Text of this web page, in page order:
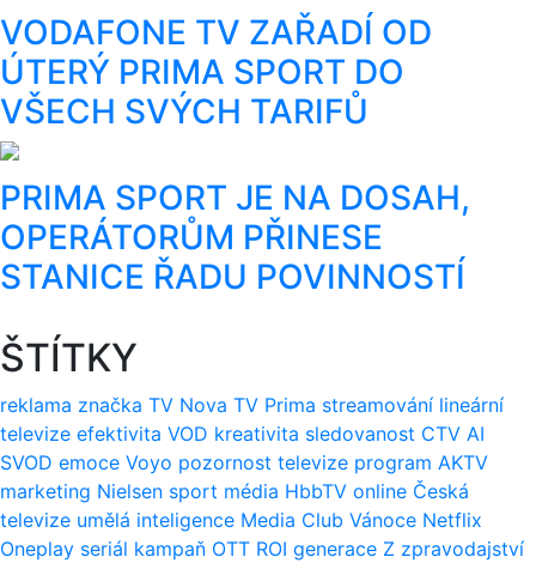
VODAFONE TV ZAŘADÍ OD
ÚTERÝ PRIMA SPORT DO
VŠECH SVÝCH TARIFŮ
PRIMA SPORT JE NA DOSAH,
OPERÁTORŮM PŘINESE
STANICE ŘADU POVINNOSTÍ
ŠTÍTKY
reklama značka TV Nova TV Prima streamování lineární
televize efektivita VOD kreativita sledovanost CTV AI
SVOD emoce Voyo pozornost televize program AKTV
marketing Nielsen sport média HbbTV online Česká
televize umělá inteligence Media Club Vánoce Netflix
Oneplay seriál kampaň OTT ROI generace Z zpravodajství